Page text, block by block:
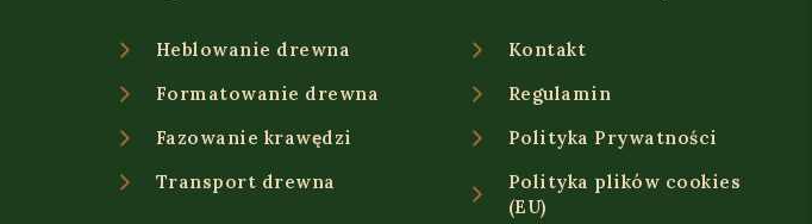
Heblowanie drewna
Formatowanie drewna
Fazowanie krawędzi
Transport drewna
Kontakt
Regulamin
Polityka Prywatności
Polityka plików cookies
(EU)